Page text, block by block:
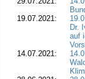
19.07.2021:
Dr.
auf
14.07.2021: